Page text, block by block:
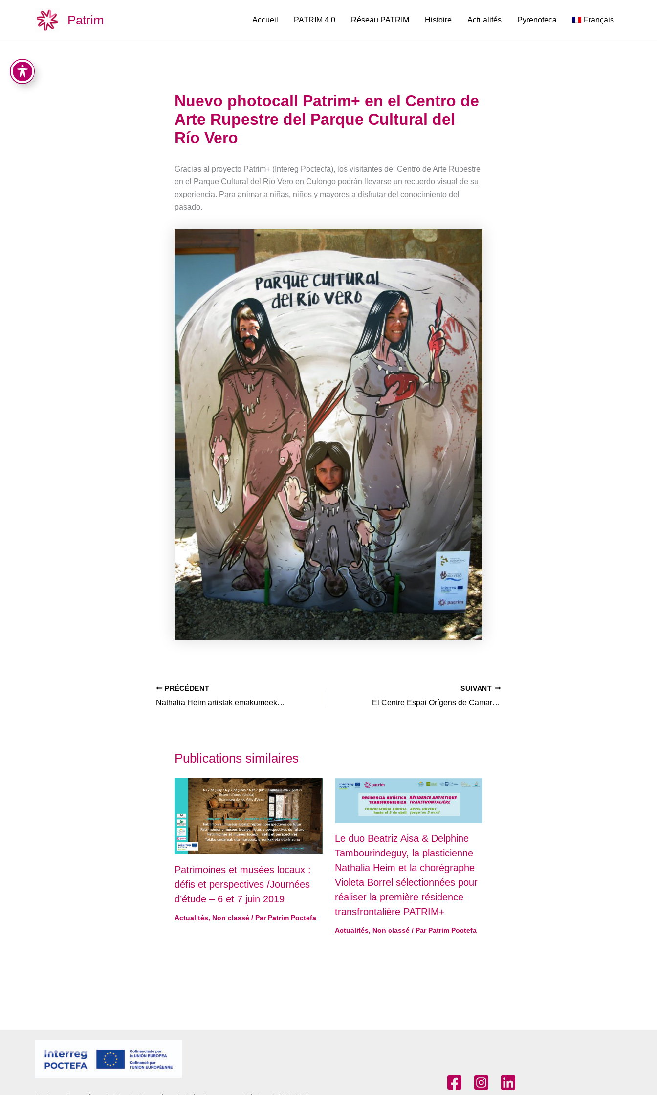
Patrim Accueil PATRIM 4.0 Réseau PATRIM Histoire Actualités Pyrenoteca Français
Nuevo photocall Patrim+ en el Centro de
Arte Rupestre del Parque Cultural del
Río Vero
Gracias al proyecto Patrim+ (Intereg Poctecfa), los visitantes del Centro de Arte Rupestre
en el Parque Cultural del Río Vero en Culongo podrán llevarse un recuerdo visual de su
experiencia. Para animar a niñas, niños y mayores a disfrutar del conocimiento del
pasado.
PRÉCÉDENT
Nathalia Heim artistak emakumeek lurraldearekin duten harreman poetikoa irudikatzen du Igartubeiti museoan PATRIM+ erresidentziaren barne
SUIVANT
El Centre Espai Orígens de Camarasa acollirà el 5-6 de setembre el curs Aprendre per ensenyar: curs teòric-pràctic de formació de monitors/es en Prehistòria
Publications similaires
Patrimoines et musées locaux :
défis et perspectives /Journées
d’étude – 6 et 7 juin 2019
Actualités, Non classé / Par Patrim Poctefa
Le duo Beatriz Aisa & Delphine
Tambourindeguy, la plasticienne
Nathalia Heim et la chorégraphe
Violeta Borrel sélectionnées pour
réaliser la première résidence
transfrontalière PATRIM+
Actualités, Non classé/ Par Patrim Poctefa